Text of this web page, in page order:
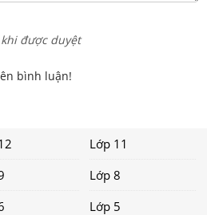
được duyệt
bình luận!
Lớp 11
Lớp 8
Lớp 5